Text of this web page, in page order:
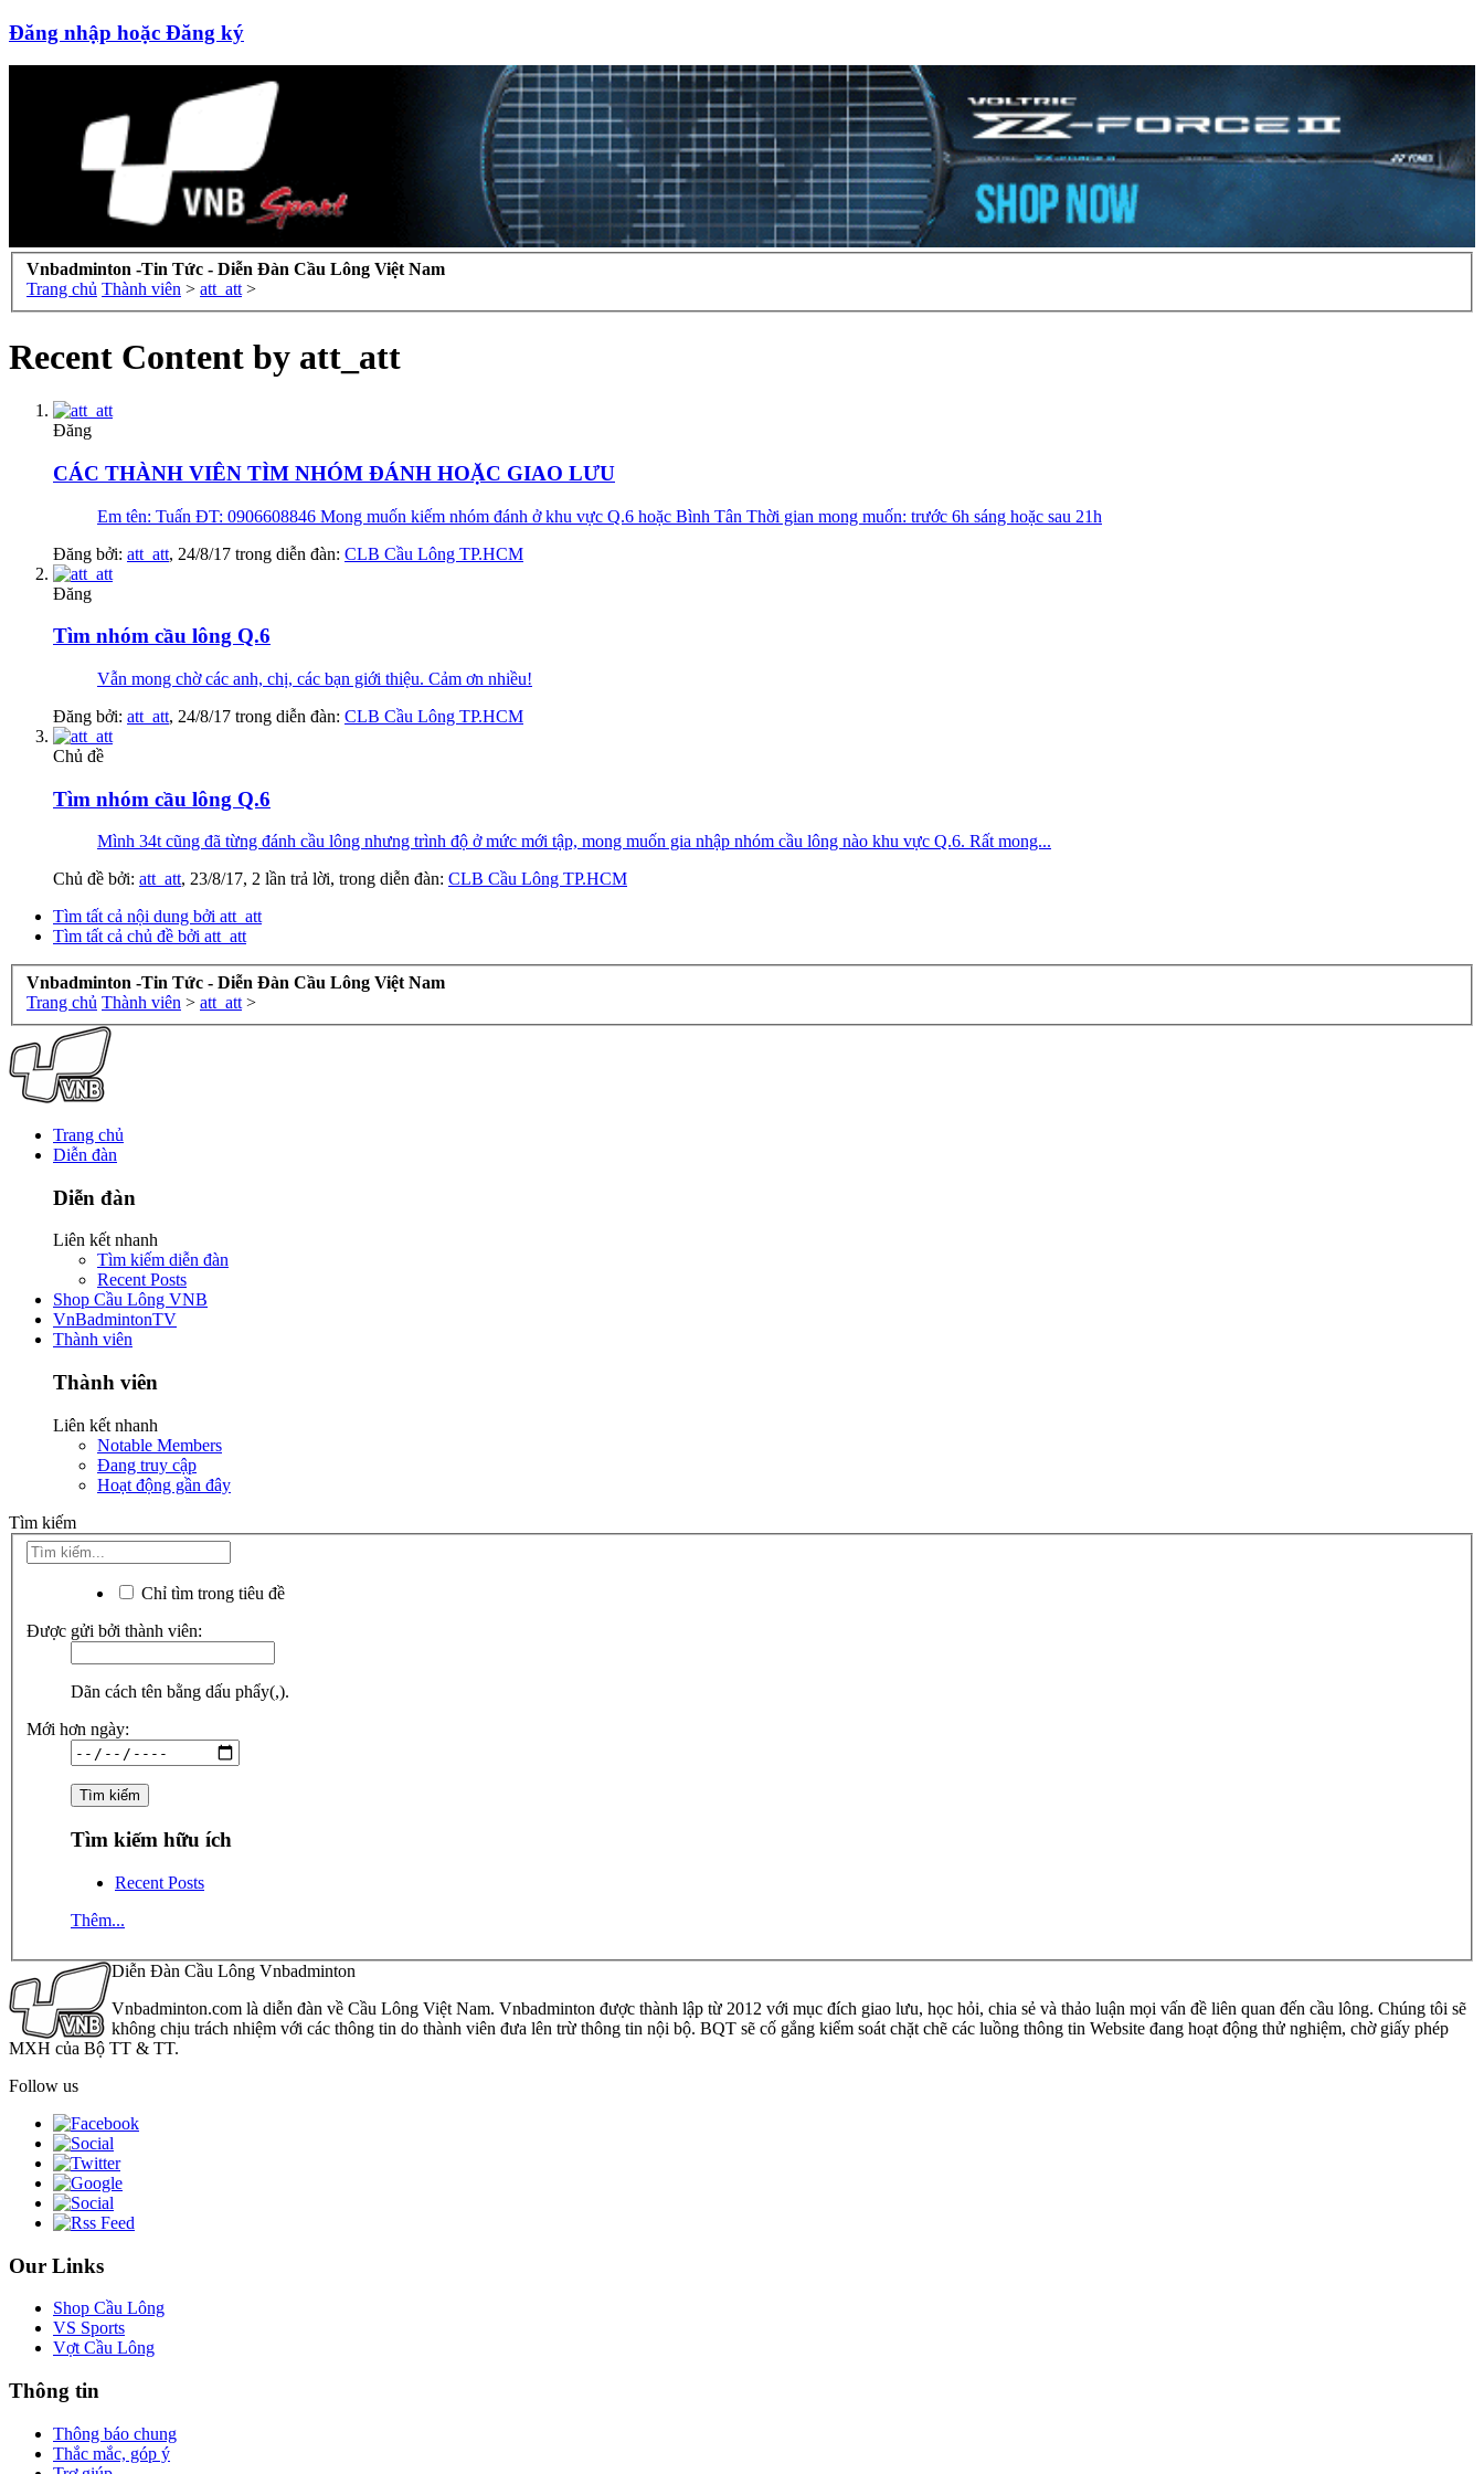
Đăng nhập hoặc Đăng ký
Vnbadminton -Tin Tức - Diễn Đàn Cầu Lông Việt Nam
Trang chủ Thành viên > att_att >
Recent Content by att_att
Đăng
CÁC THÀNH VIÊN TÌM NHÓM ĐÁNH HOẶC GIAO LƯU
Em tên: Tuấn ĐT: 0906608846 Mong muốn kiếm nhóm đánh ở khu vực Q.6 hoặc Bình Tân Thời gian mong muốn: trước 6h sáng hoặc sau 21h
Đăng bởi: att_att, 24/8/17 trong diễn đàn: CLB Cầu Lông TP.HCM
Đăng
Tìm nhóm cầu lông Q.6
Vẫn mong chờ các anh, chị, các bạn giới thiệu. Cảm ơn nhiều!
Đăng bởi: att_att, 24/8/17 trong diễn đàn: CLB Cầu Lông TP.HCM
Chủ đề
Tìm nhóm cầu lông Q.6
Mình 34t cũng đã từng đánh cầu lông nhưng trình độ ở mức mới tập, mong muốn gia nhập nhóm cầu lông nào khu vực Q.6. Rất mong...
Chủ đề bởi: att_att, 23/8/17, 2 lần trả lời, trong diễn đàn: CLB Cầu Lông TP.HCM
Tìm tất cả nội dung bởi att_att
Tìm tất cả chủ đề bởi att_att
Vnbadminton -Tin Tức - Diễn Đàn Cầu Lông Việt Nam
Trang chủ Thành viên > att_att >
Trang chủ
Diễn đàn
Diễn đàn
Liên kết nhanh
Tìm kiếm diễn đàn
Recent Posts
Shop Cầu Lông VNB
VnBadmintonTV
Thành viên
Thành viên
Liên kết nhanh
Notable Members
Đang truy cập
Hoạt động gần đây
Tìm kiếm
Chỉ tìm trong tiêu đề
Được gửi bởi thành viên:
Dãn cách tên bằng dấu phẩy(,).
Mới hơn ngày:
Tìm kiếm hữu ích
Recent Posts
Thêm...
Diễn Đàn Cầu Lông Vnbadminton
Vnbadminton.com là diễn đàn về Cầu Lông Việt Nam. Vnbadminton được thành lập từ 2012 với mục đích giao lưu, học hỏi, chia sẻ và thảo luận mọi vấn đề liên quan đến cầu lông. Chúng tôi sẽ
không chịu trách nhiệm với các thông tin do thành viên đưa lên trừ thông tin nội bộ. BQT sẽ cố gắng kiểm soát chặt chẽ các luồng thông tin Website đang hoạt động thử nghiệm, chờ giấy phép
MXH của Bộ TT & TT.
Follow us
Our Links
Shop Cầu Lông
VS Sports
Vợt Cầu Lông
Thông tin
Thông báo chung
Thắc mắc, góp ý